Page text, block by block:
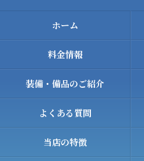
ホーム
料金情報
装備・備品のご紹介
よくある質問
当店の特徴